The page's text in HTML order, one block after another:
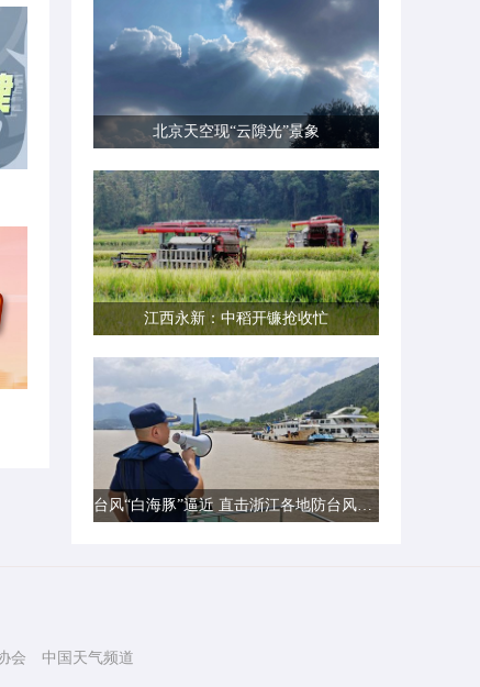
北京天空现“云隙光”景象
江西永新：中稻开镰抢收忙
台风“白海豚”逼近 直击浙江各地防台风一线现场
会 中国天气频道